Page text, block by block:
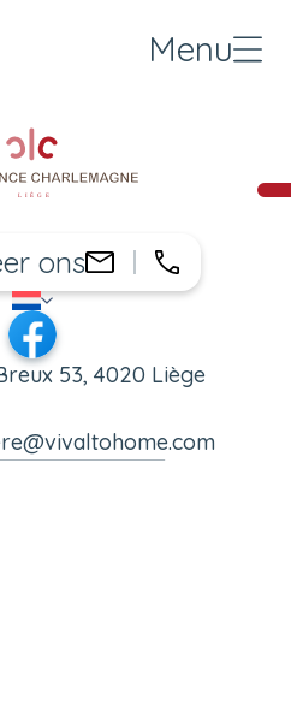
Menu
ons
04/
NL Taal wijzigen
Facebook
53, 4020 Liège